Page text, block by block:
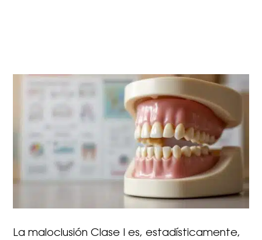
La maloclusión Clase I es, estadísticamente,